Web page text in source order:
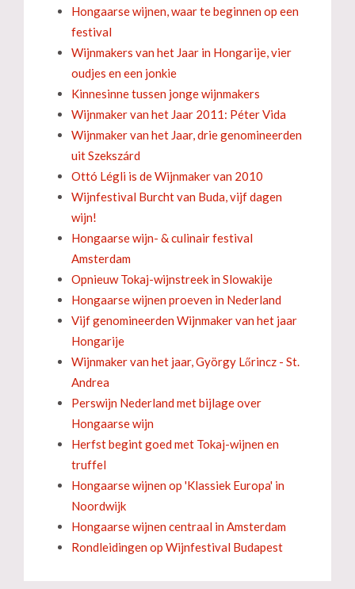
Hongaarse wijnen, waar te beginnen op een
festival
Wijnmakers van het Jaar in Hongarije, vier
oudjes en een jonkie
Kinnesinne tussen jonge wijnmakers
Wijnmaker van het Jaar 2011: Péter Vida
Wijnmaker van het Jaar, drie genomineerden
uit Szekszárd
Ottó Légli is de Wijnmaker van 2010
Wijnfestival Burcht van Buda, vijf dagen
wijn!
Hongaarse wijn- & culinair festival
Amsterdam
Opnieuw Tokaj-wijnstreek in Slowakije
Hongaarse wijnen proeven in Nederland
Vijf genomineerden Wijnmaker van het jaar
Hongarije
Wijnmaker van het jaar, György Lőrincz - St.
Andrea
Perswijn Nederland met bijlage over
Hongaarse wijn
Herfst begint goed met Tokaj-wijnen en
truffel
Hongaarse wijnen op 'Klassiek Europa' in
Noordwijk
Hongaarse wijnen centraal in Amsterdam
Rondleidingen op Wijnfestival Budapest